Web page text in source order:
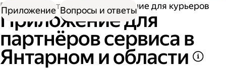
Работа в Доставке Приложение для курьеров
Приложение для
партнёров сервиса в
Янтарном и области
Приложение Вопросы и ответы